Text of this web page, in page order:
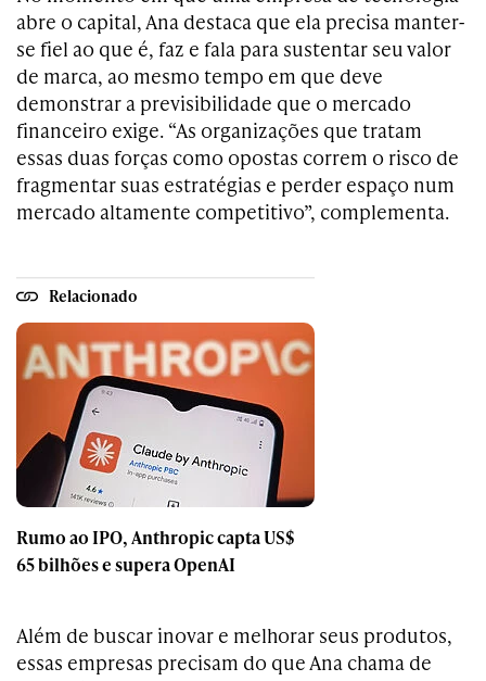
abre o capital, Ana destaca que ela precisa manter-
se fiel ao que é, faz e fala para sustentar seu valor
de marca, ao mesmo tempo em que deve
demonstrar a previsibilidade que o mercado
financeiro exige. “As organizações que tratam
essas duas forças como opostas correm o risco de
fragmentar suas estratégias e perder espaço num
mercado altamente competitivo”, complementa.
Relacionado
Rumo ao IPO, Anthropic capta US$
65 bilhões e supera OpenAI
Além de buscar inovar e melhorar seus produtos,
essas empresas precisam do que Ana chama de